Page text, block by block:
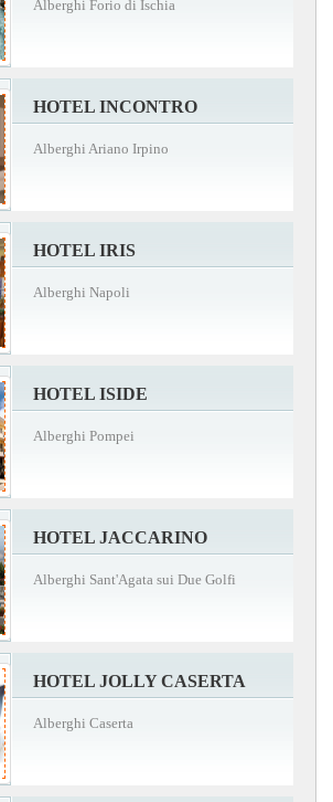
Alberghi Forio di Ischia
HOTEL INCONTRO
Alberghi Ariano Irpino
HOTEL IRIS
Alberghi Napoli
HOTEL ISIDE
Alberghi Pompei
HOTEL JACCARINO
Alberghi Sant'Agata sui Due Golfi
HOTEL JOLLY CASERTA
Alberghi Caserta